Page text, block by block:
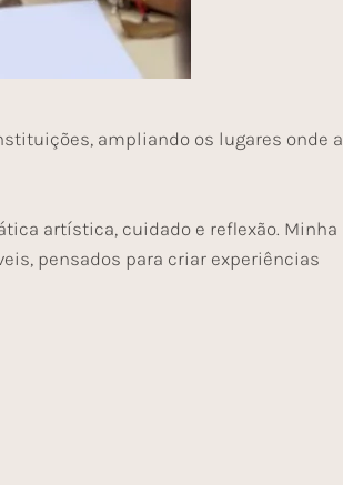
ampliando os lugares onde a
artística, cuidado e reflexão. Minha
pensados para criar experiências